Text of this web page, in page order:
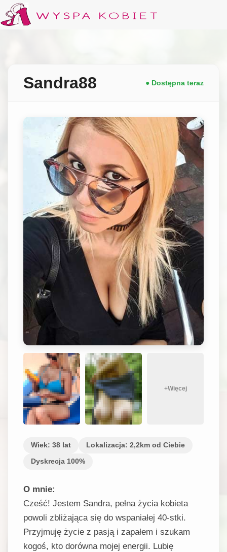
Sandra88 ● Dostępna teraz
+Więcej
Wiek: 38 lat Lokalizacja: 2,2km od Ciebie
Dyskrecja 100%
O mnie:
Cześć! Jestem Sandra, pełna życia kobieta
powoli zbliżająca się do wspaniałej 40-stki.
Przyjmuję życie z pasją i zapałem i szukam
kogoś, kto dorówna mojej energii. Lubię